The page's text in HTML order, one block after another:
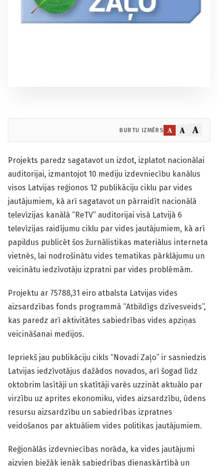
BURTU IZMĒRS A A A
Projekts paredz sagatavot un izdot, izplatot nacionālai
auditorijai, izmantojot 10 mediju izdevniecību kanālus
visos Latvijas reģionos 12 publikāciju ciklu par vides
jautājumiem, kā arī sagatavot un pārraidīt nacionālā
televīzijas kanālā “ReTV” auditorijai visā Latvijā 6
televīzijas raidījumu ciklu par vides jautājumiem, kā arī
papildus publicēt šos žurnālistikas materiālus interneta
vietnēs, lai nodrošinātu vides tematikas pārklājumu un
veicinātu iedzīvotāju izpratni par vides problēmām.
Projektu ar 75788,31 eiro atbalsta Latvijas vides
aizsardzības fonds programmā “Atbildīgs dzīvesveids”,
kas paredz arī aktivitātes sabiedrības vides apziņas
veicināšanai medijos.
Iepriekš jau publikāciju cikls “Novadi Zaļo” ir sasniedzis
Latvijas iedzīvotājus dažādos novados, arī šogad līdz
oktobrim lasītāji un skatītāji varēs uzzināt aktuālo par
virzību uz aprites ekonomiku, vides aizsardzību, ūdens
resursu aizsardzību un sabiedrības izpratnes
veidošanos par aktuāliem vides politikas jautājumiem.
Reģionālās izdevniecības norāda, ka vides jautājumi
aizvien biežāk ienāk sabiedrības dienaskārtībā un